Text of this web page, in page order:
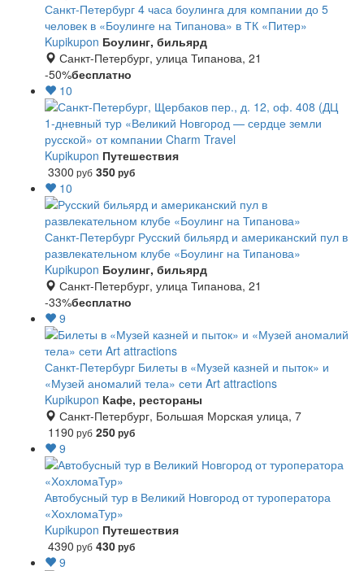
Санкт-Петербург 4 часа боулинга для компании до 5
человек в «Боулинге на Типанова» в ТК «Питер»
Kupikupon Боулинг, бильярд
Санкт-Петербург, улица Типанова, 21
-50%бесплатно
10
1-дневный тур «Великий Новгород — сердце земли
русской» от компании Charm Travel
Kupikupon Путешествия
3300 руб 350руб
10
Санкт-Петербург Русский бильярд и американский пул в
развлекательном клубе «Боулинг на Типанова»
Kupikupon Боулинг, бильярд
Санкт-Петербург, улица Типанова, 21
-33%бесплатно
9
Санкт-Петербург Билеты в «Музей казней и пыток» и
«Музей аномалий тела» сети Art attractions
Kupikupon Кафе, рестораны
Санкт-Петербург, Большая Морская улица, 7
1190 руб 250руб
9
Автобусный тур в Великий Новгород от туроператора
«ХохломаТур»
Kupikupon Путешествия
4390 руб 430руб
9